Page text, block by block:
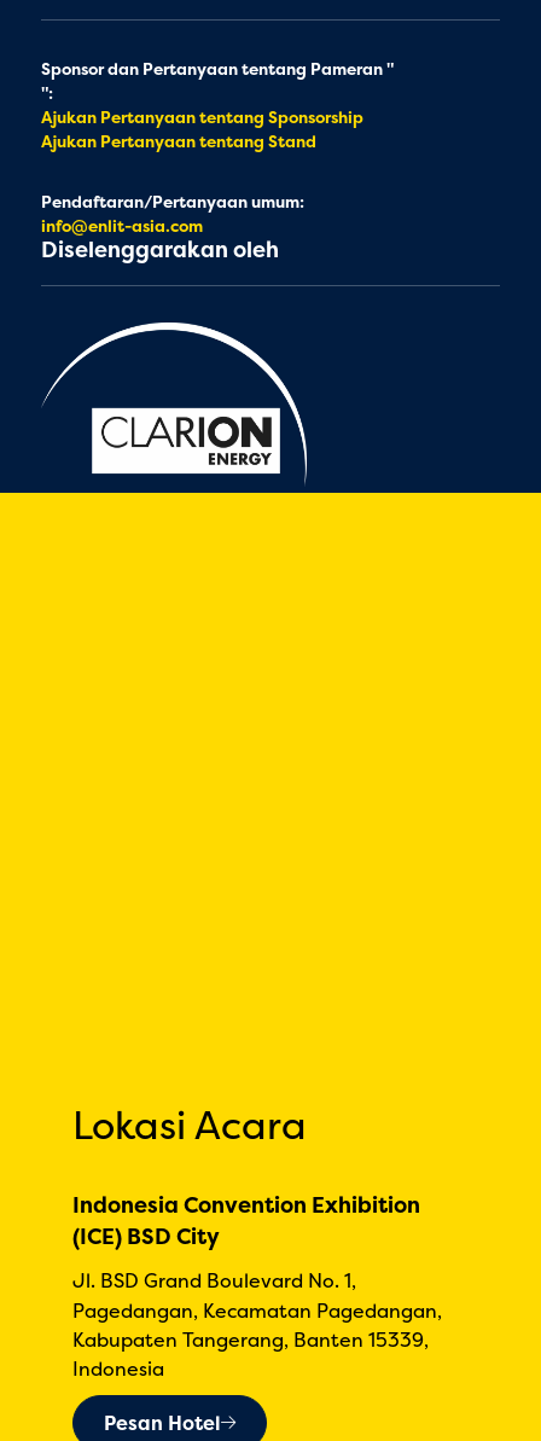
Sponsor dan Pertanyaan tentang Pameran "
":
Ajukan Pertanyaan tentang Sponsorship
Ajukan Pertanyaan tentang Stand
Pendaftaran/Pertanyaan umum:
info@enlit-asia.com
Diselenggarakan oleh
Lokasi Acara
Indonesia Convention Exhibition
(ICE) BSD City
Jl. BSD Grand Boulevard No. 1,
Pagedangan, Kecamatan Pagedangan,
Kabupaten Tangerang, Banten 15339,
Indonesia
Pesan Hotel